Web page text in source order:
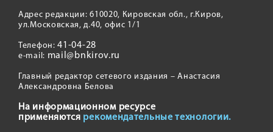
Адрес редакции: 610020, Кировская обл., г.Киров,
ул.Московская, д.40, офис 1/1
Телефон:41-04-28
e-mail: mail@bnkirov.ru
Главный редактор сетевого издания – Анастасия
Александровна Белова
На информационном ресурсе
применяются рекомендательные технологии.